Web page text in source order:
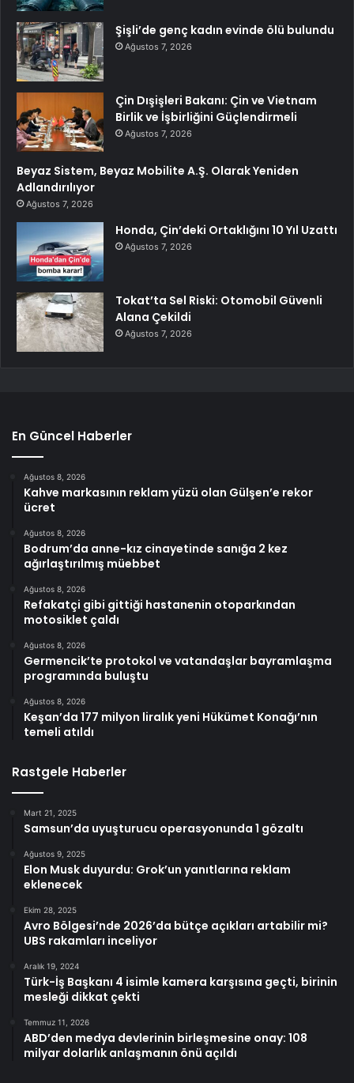
Şişli’de genç kadın evinde ölü bulundu
Ağustos 7, 2026
Çin Dışişleri Bakanı: Çin ve Vietnam
Birlik ve İşbirliğini Güçlendirmeli
Ağustos 7, 2026
Beyaz Sistem, Beyaz Mobilite A.Ş. Olarak Yeniden
Adlandırılıyor
Ağustos 7, 2026
Honda, Çin’deki Ortaklığını 10 Yıl Uzattı
Ağustos 7, 2026
Tokat’ta Sel Riski: Otomobil Güvenli
Alana Çekildi
Ağustos 7, 2026
En Güncel Haberler
Ağustos 8, 2026
Kahve markasının reklam yüzü olan Gülşen’e rekor
ücret
Ağustos 8, 2026
Bodrum’da anne-kız cinayetinde sanığa 2 kez
ağırlaştırılmış müebbet
Ağustos 8, 2026
Refakatçi gibi gittiği hastanenin otoparkından
motosiklet çaldı
Ağustos 8, 2026
Germencik’te protokol ve vatandaşlar bayramlaşma
programında buluştu
Ağustos 8, 2026
Keşan’da 177 milyon liralık yeni Hükümet Konağı’nın
temeli atıldı
Rastgele Haberler
Mart 21, 2025
Samsun’da uyuşturucu operasyonunda 1 gözaltı
Ağustos 9, 2025
Elon Musk duyurdu: Grok’un yanıtlarına reklam
eklenecek
Ekim 28, 2025
Avro Bölgesi’nde 2026’da bütçe açıkları artabilir mi?
UBS rakamları inceliyor
Aralık 19, 2024
Türk-İş Başkanı 4 isimle kamera karşısına geçti, birinin
mesleği dikkat çekti
Temmuz 11, 2026
ABD’den medya devlerinin birleşmesine onay: 108
milyar dolarlık anlaşmanın önü açıldı